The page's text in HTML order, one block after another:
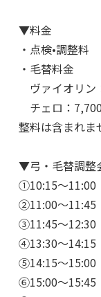
▼料金
・点検•調整料
・毛替料金
ヴァイオリ
チェロ：
整料は含まれま
▼弓・毛替調整
①10:15〜11:00
②11:00〜11:45
③11:45〜12:30
④13:30〜14:15
⑤14:15〜15:00
⑥15:00〜15:45